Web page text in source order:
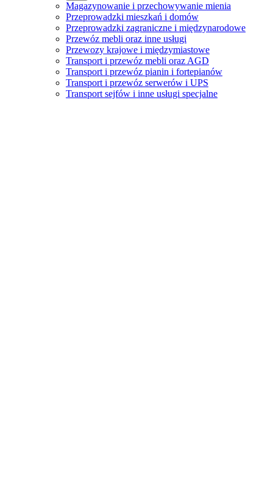
Magazynowanie i przechowywanie mienia
Przeprowadzki mieszkań i domów
Przeprowadzki zagraniczne i międzynarodowe
Przewóz mebli oraz inne usługi
Przewozy krajowe i międzymiastowe
Transport i przewóz mebli oraz AGD
Transport i przewóz pianin i fortepianów
Transport i przewóz serwerów i UPS
Transport sejfów i inne usługi specjalne